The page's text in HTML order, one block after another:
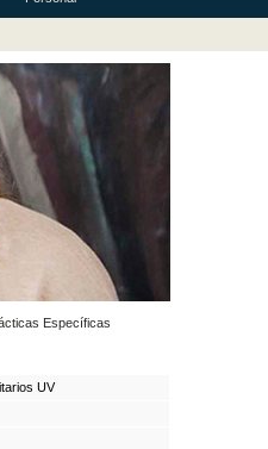
Específicas
UV